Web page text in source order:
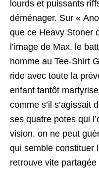
lourds et puissants
déménager. Sur «
que ce Heavy Stoner
l’image de Max, le
homme au Tee-Shirt
ride avec toute la
enfant tantôt
comme s’il s’agissait
ses quatre potes qui
vision, on ne peut
qui semble constituer
retrouve vite